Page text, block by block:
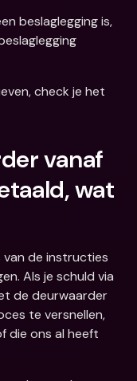
beslaglegging is,
check je het
vanaf
wat
van de instructies
Als je schuld via
de deurwaarder
te versnellen,
die ons al heeft